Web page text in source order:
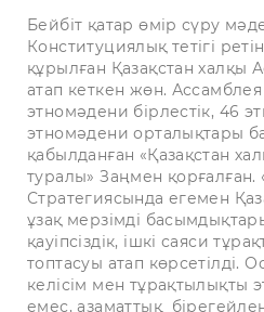
Бейбіт қатар өмір сүру
Конституциялық тетігі
құрылған Қазақстан халқы
атап кеткен жөн.
этномәдени бірлестік, 46
этномәдени орталықтары
қабылданған «Қазақстан
туралы» Заңмен қорғалған.
Стратегиясында егемен
ұзақ мерзімді
қауіпсіздік, ішкі саяси
топтасуы атап көрсетілді.
келісім мен тұрақтылықты
емес, азаматтық